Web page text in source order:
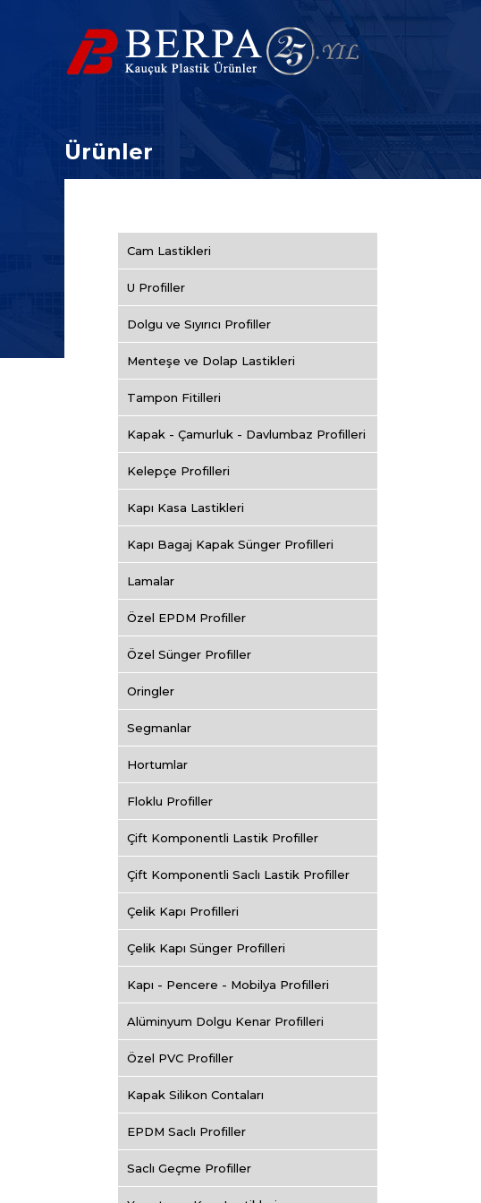
Ürünler
Cam Lastikleri
U Profiller
Dolgu ve Sıyırıcı Profiller
Menteşe ve Dolap Lastikleri
Tampon Fitilleri
Kapak - Çamurluk - Davlumbaz Profilleri
Kelepçe Profilleri
Kapı Kasa Lastikleri
Kapı Bagaj Kapak Sünger Profilleri
Lamalar
Özel EPDM Profiller
Özel Sünger Profiller
Oringler
Segmanlar
Hortumlar
Floklu Profiller
Çift Komponentli Lastik Profiller
Çift Komponentli Saclı Lastik Profiller
Çelik Kapı Profilleri
Çelik Kapı Sünger Profilleri
Kapı - Pencere - Mobilya Profilleri
Alüminyum Dolgu Kenar Profilleri
Özel PVC Profiller
Kapak Silikon Contaları
EPDM Saclı Profiller
Saclı Geçme Profiller